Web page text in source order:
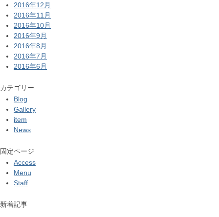
2016年12月
2016年11月
2016年10月
2016年9月
2016年8月
2016年7月
2016年6月
カテゴリー
Blog
Gallery
item
News
固定ページ
Access
Menu
Staff
新着記事